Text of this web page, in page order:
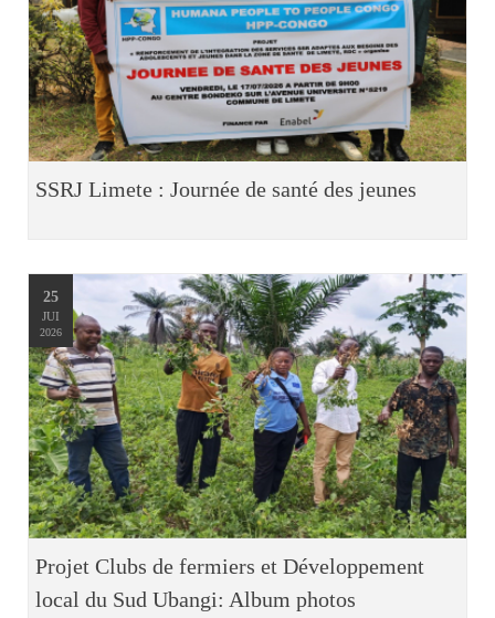
SSRJ Limete : Journée de santé des jeunes
25
JUI
2026
Projet Clubs de fermiers et Développement
local du Sud Ubangi: Album photos